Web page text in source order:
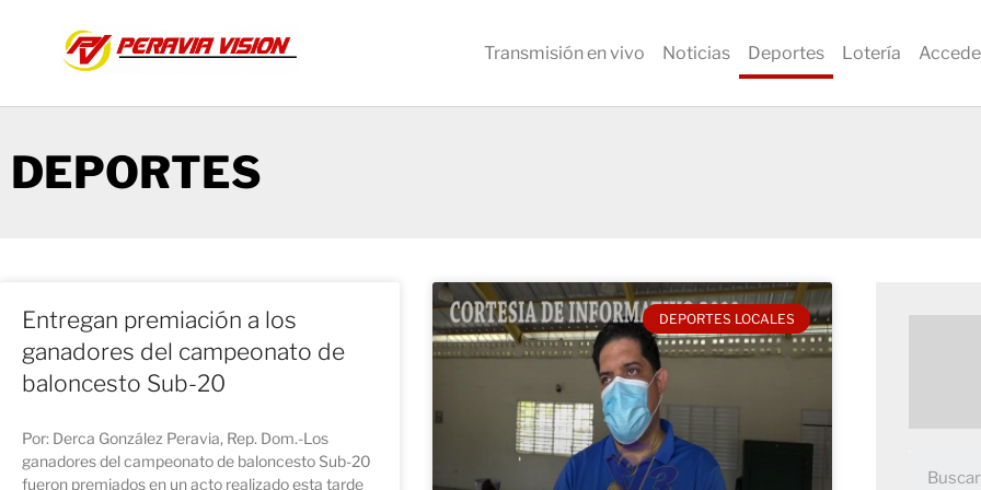
Transmisión en vivo Noticias Deportes Lotería
DEPORTES
Entregan premiación a los
ganadores del campeonato de
baloncesto Sub-20
Por: Derca González Peravia, Rep. Dom.-Los
ganadores del campeonato de baloncesto Sub-20
fueron premiados en un acto realizado esta tarde
DEPORTES LOCALES